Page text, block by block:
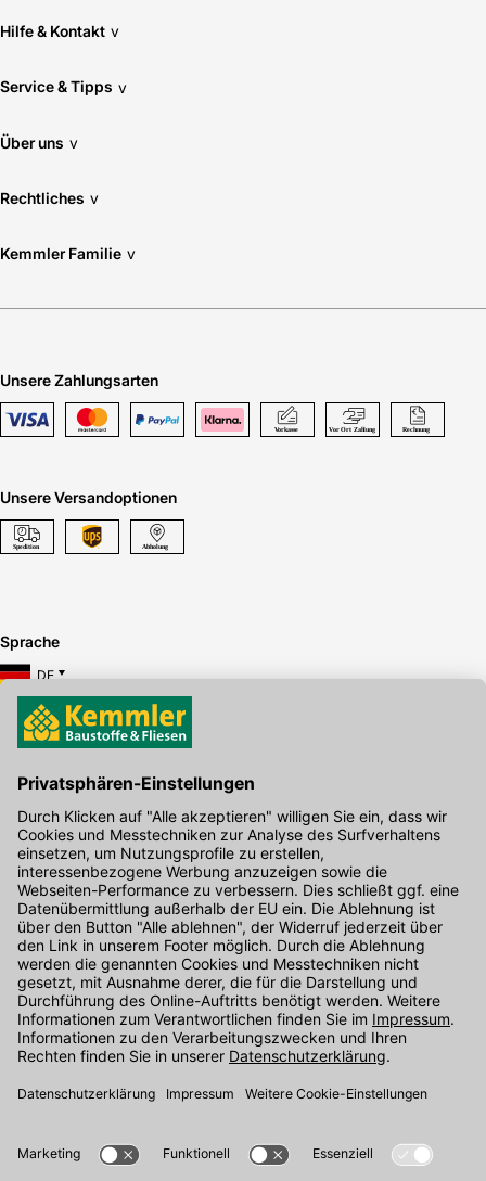
Hilfe & Kontakt v
Service & Tipps v
Über uns v
Rechtliches v
Kemmler Familie v
Unsere Zahlungsarten
Unsere Versandoptionen
Sprache
DE
Hier gibt's die kostenlose App
Kontakt
Unser Onlineshop Team ist montags bis freitags von 08:00 - 17:00
Uhr unter der Telefonnummer07071 / 151-151für Sie erreichbar.
Alternativ können Sie unser Kontaktformular nutzen.
Den Kontakt direkt in unsere Niederlassungen finden Sie